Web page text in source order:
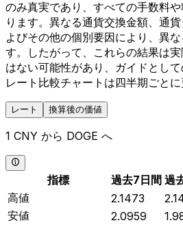
のみ真実であり、すべての手数料
ります。異なる通貨交換金額、通
よびその他の個別要因により、異
す。したがって、これらの結果は
はない可能性があり、ガイドとして
レート比較チャートは四半期ごとに
レート 換算後の価値
1 CNY から DOGE へ
指標 過去7日間 過
高値
2.1473
安値
2.0959